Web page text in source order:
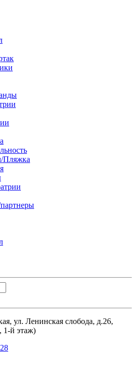
Пляжка
ул. Ленинская слобода, д.26,
1-й этаж)